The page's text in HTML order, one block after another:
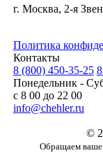
г. Москва, 2-я
Политика
Контакты
8 (800) 450-35-25
Понедельник -
с 8 00 до 22 00
info@chehler.ru
©
Обращаем ваше